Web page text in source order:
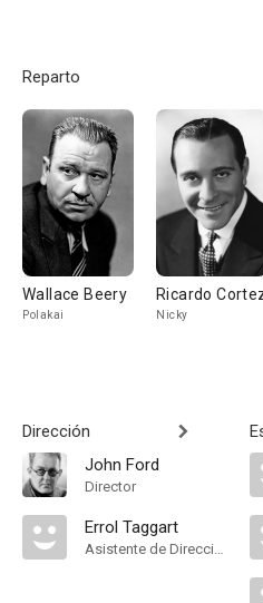
Reparto
Wallace Beery
Polakai
Ricardo
Nicky
Dirección
John Ford
Director
Errol Taggart
Asistente de Dirección